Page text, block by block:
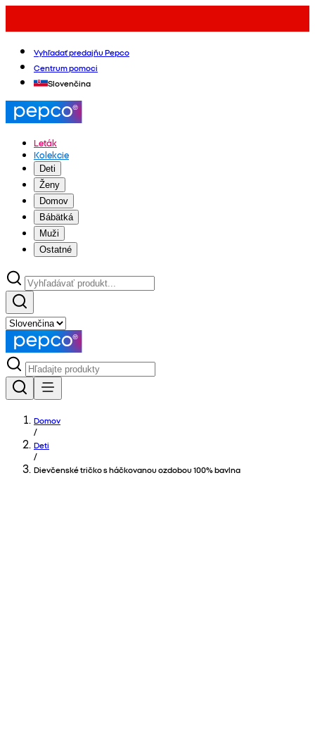
Vyhľadať predajňu Pepco
Centrum pomoci
Slovenčina
Leták
Kolekcie
Deti
Ženy
Domov
Bábätká
Muži
Ostatné
Domov
/
Deti
/
Dievčenské tričko s háčkovanou ozdobou 100% bavlna